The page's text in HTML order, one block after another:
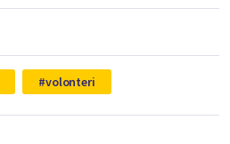
volonteri